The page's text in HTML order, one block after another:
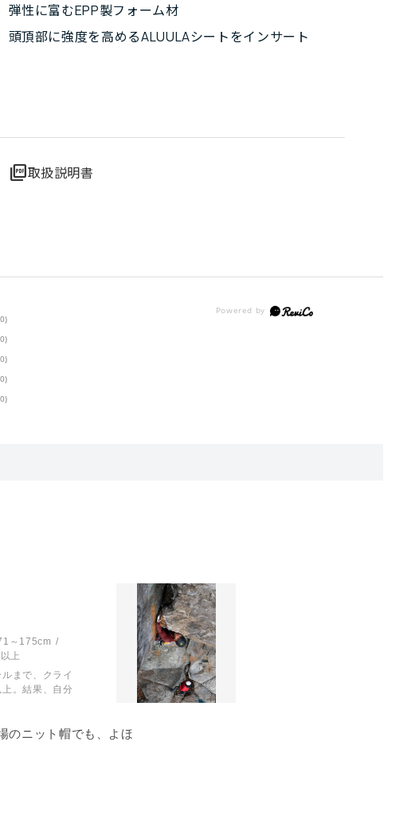
弾性に富むEPP製フォーム材
頭頂部に強度を高めるALUULAシートをインサート
picture_as_pdf取扱説明書
～175cm
上
まで、クライ
。結果、自分
のニット帽でも、よほ
石などの危険から身